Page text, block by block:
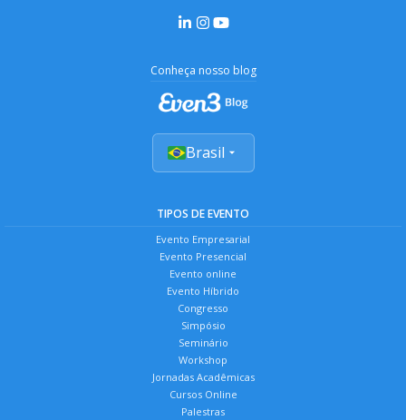
Conheça nosso blog
Brasil
TIPOS DE EVENTO
Evento Empresarial
Evento Presencial
Evento online
Evento Híbrido
Congresso
Simpósio
Seminário
Workshop
Jornadas Acadêmicas
Cursos Online
Palestras